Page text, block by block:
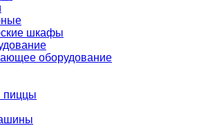
шкафы
оборудование
пиццы